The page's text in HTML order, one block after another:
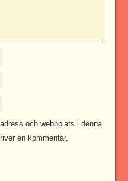
och webbplats i denna
en kommentar.